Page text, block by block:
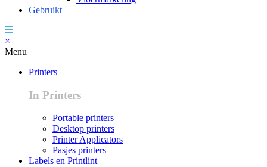
Gebruikt
×
Menu
Printers
In Printers
Portable printers
Desktop printers
Printer Applicators
Pasjes printers
Labels en Printlint